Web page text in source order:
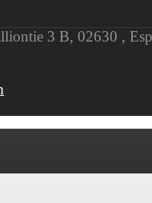
3 B, 02630 ,